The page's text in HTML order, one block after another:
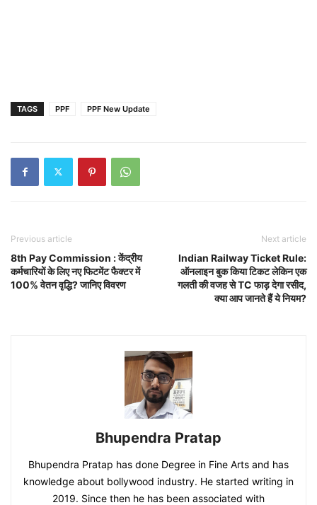
TAGS PPF PPF New Update
Previous article
8th Pay Commission : केंद्रीय
कर्मचारियों के लिए नए फिटमेंट फैक्टर में
100% वेतन वृद्धि? जानिए विवरण
Next article
Indian Railway Ticket Rule:
ऑनलाइन बुक किया टिकट लेकिन एक
गलती की वजह से TC फाड़ देगा रसीद,
क्या आप जानते हैं ये नियम?
Bhupendra Pratap
Bhupendra Pratap has done Degree in Fine Arts and has
knowledge about bollywood industry. He started writing in
2019. Since then he has been associated with